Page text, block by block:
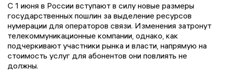
С 1 июня в России вступают в силу новые размеры
государственных пошлин за выделение ресурсов
нумерации для операторов связи. Изменения затронут
телекоммуникационные компании, однако, как
подчеркивают участники рынка и власти, напрямую на
стоимость услуг для абонентов они повлиять не
должны.